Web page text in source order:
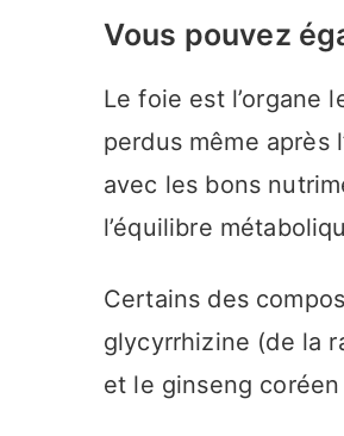
Vous pouvez
Le foie est l’organe
perdus même après
avec les bons
l’équilibre
Certains des
glycyrrhizine (de la
et le ginseng coréen